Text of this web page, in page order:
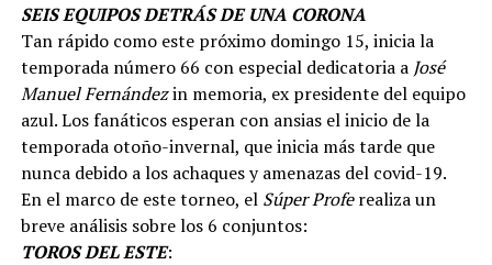
SEIS EQUIPOS DETRÁS DE UNA CORONA
Tan rápido como este próximo domingo 15, inicia la
temporada número 66 con especial dedicatoria a José
Manuel Fernándezin memoria, ex presidente del equipo
azul. Los fanáticos esperan con ansias el inicio de la
temporada otoño-invernal, que inicia más tarde que
nunca debido a los achaques y amenazas del covid-19.
En el marco de este torneo, el Súper Proferealiza un
breve análisis sobre los 6 conjuntos:
TOROS DEL ESTE: